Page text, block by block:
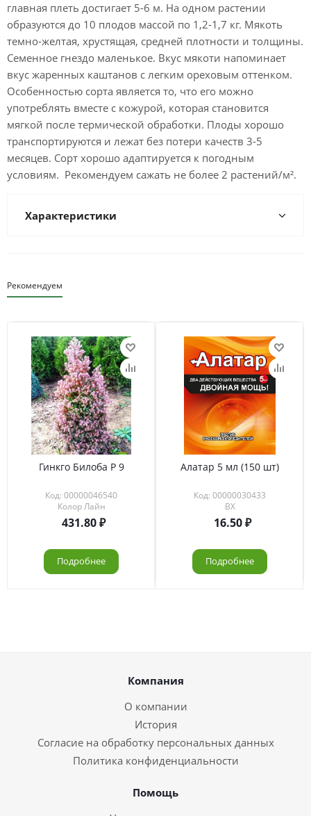
главная плеть достигает 5-6 м. На одном растении
образуются до 10 плодов массой по 1,2-1,7 кг. Мякоть
темно-желтая, хрустящая, средней плотности и толщины.
Семенное гнездо маленькое. Вкус мякоти напоминает
вкус жаренных каштанов с легким ореховым оттенком.
Особенностью сорта является то, что его можно
употреблять вместе с кожурой, которая становится
мягкой после термической обработки. Плоды хорошо
транспортируются и лежат без потери качеств 3-5
месяцев. Сорт хорошо адаптируется к погодным
условиям. Рекомендуем сажать не более 2 растений/м².
Характеристики
Рекомендуем
Гинкго Билоба Р 9
Код: 00000046540
Колор Лайн
431.80
Подробнее
Алатар 5 мл (150 шт)
Код: 00000030433
ВХ
16.50
Подробнее
Компания
О компании
История
Согласие на обработку персональных данных
Политика конфиденциальности
Помощь